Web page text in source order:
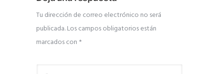
Tu dirección de correo electrónico no será
publicada.Los campos obligatorios están
marcados con *